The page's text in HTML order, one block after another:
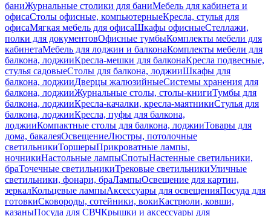
баниЖурнальные столики для баниМебель для кабинета и
офисаСтолы офисные, компьютерныеКресла, стулья для
офисаМягкая мебель для офисаШкафы офисныеСтеллажи,
полки для документовОфисные тумбыКомплекты мебели для
кабинетаМебель для лоджии и балконаКомплекты мебели для
балкона, лоджииКресла-мешки для балконаКресла подвесные,
стулья садовыеСтолы для балкона, лоджииШкафы для
балкона, лоджииДверцы жалюзийныеСистемы хранения для
балкона, лоджииЖурнальные столы, столы-книгиТумбы для
балкона, лоджииКресла-качалки, кресла-маятникиСтулья для
балкона, лоджииКресла, пуфы для балкона,
лоджииКомпактные столы для балкона, лоджииТовары для
дома, бакалеяОсвещениеЛюстры, потолочные
светильникиТоршерыПрикроватные лампы,
ночникиНастольные лампыСпотыНастенные светильники,
браТочечные светильникиТрековые светильникиУличные
светильники, фонари, браЛампыОсвещение для картин,
зеркалКольцевые лампыАксессуары для освещенияПосуда для
готовкиСковороды, сотейники, вокиКастрюли, ковши,
казаныПосуда для СВЧКрышки и аксессуары для